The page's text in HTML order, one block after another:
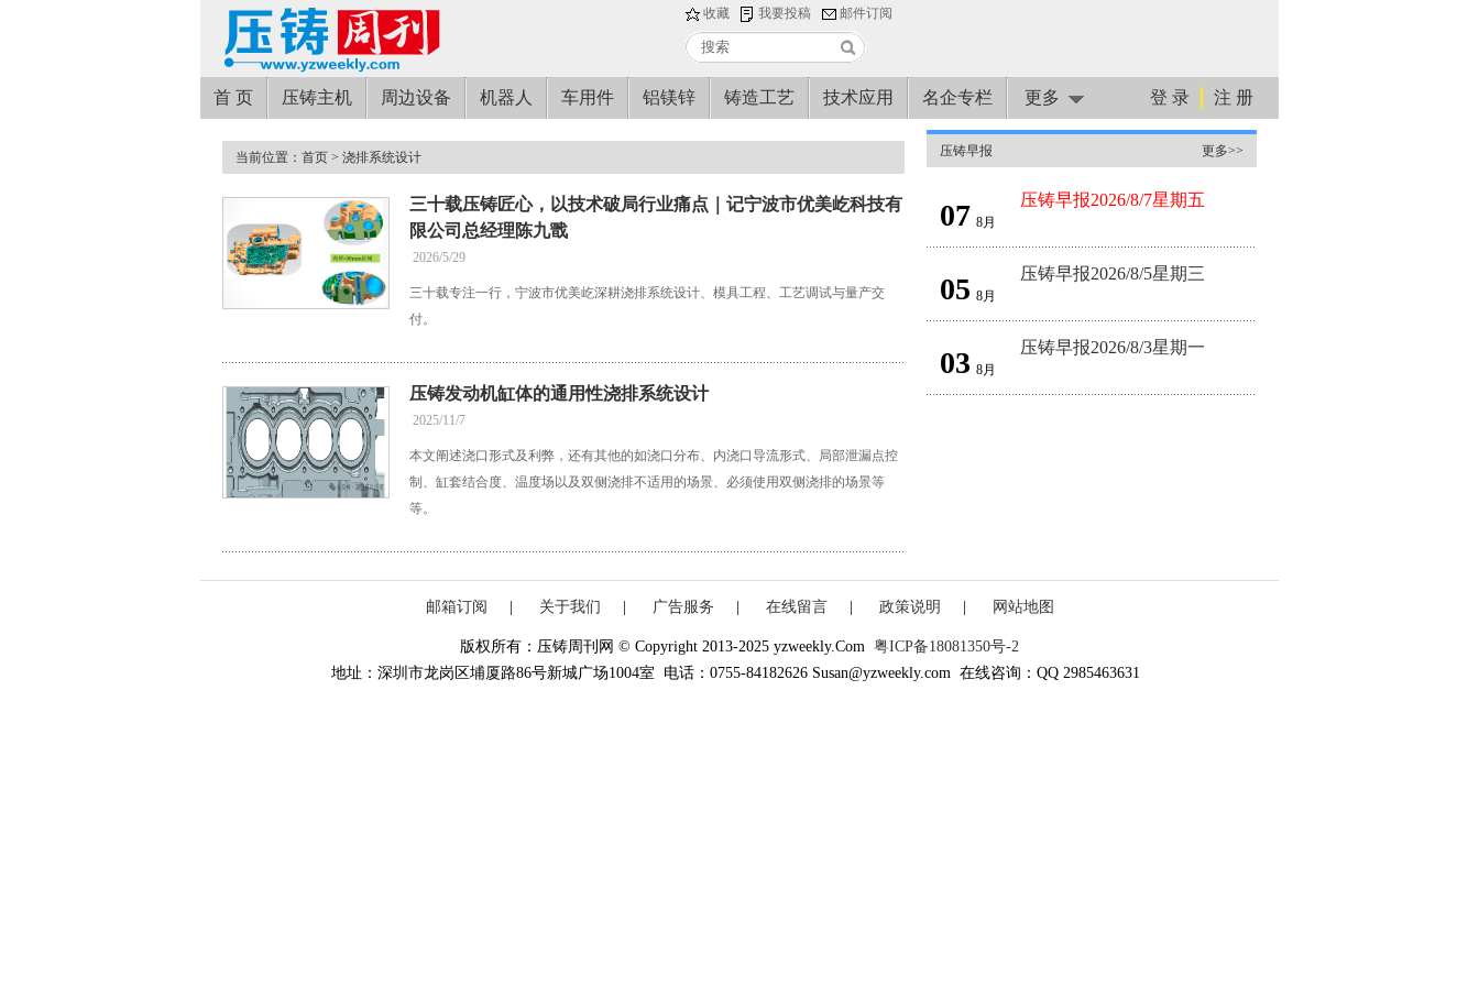
收藏 我要投稿 邮件订阅
首 页 压铸主机 周边设备 机器人 车用件 铝镁锌 铸造工艺 技术应用 名企专栏 更多 登 录 注 册
当前位置： 首页 > 浇排系统设计
三十载压铸匠心，以技术破局行业痛点｜记宁波市优美屹科技有
限公司总经理陈九戬
2026/5/29
三十载专注一行，宁波市优美屹深耕浇排系统设计、模具工程、工艺调试与量产交
付。
压铸发动机缸体的通用性浇排系统设计
2025/11/7
本文阐述浇口形式及利弊，还有其他的如浇口分布、内浇口导流形式、局部泄漏点控
制、缸套结合度、温度场以及双侧浇排不适用的场景、必须使用双侧浇排的场景等
等。
压铸早报 更多>>
07 8月
压铸早报2026/8/7星期五
05 8月
压铸早报2026/8/5星期三
03 8月
压铸早报2026/8/3星期一
邮箱订阅 关于我们 广告服务 在线留言 政策说明 网站地图
版权所有：压铸周刊网 © Copyright 2013-2025 yzweekly.Com 粤ICP备18081350号-2
地址：深圳市龙岗区埔厦路86号新城广场1004室 电话：0755-84182626 Susan@yzweekly.com 在线咨询：QQ 2985463631